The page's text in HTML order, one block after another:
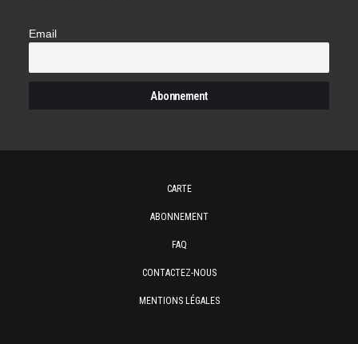
Email
CARTE
ABONNEMENT
FAQ
CONTACTEZ-NOUS
MENTIONS LÉGALES